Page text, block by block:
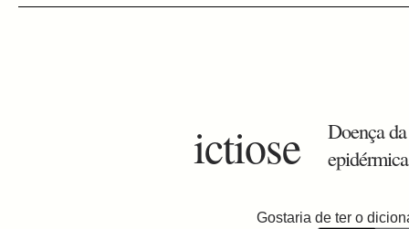
ictiose
Doença
Gostaria de ter o